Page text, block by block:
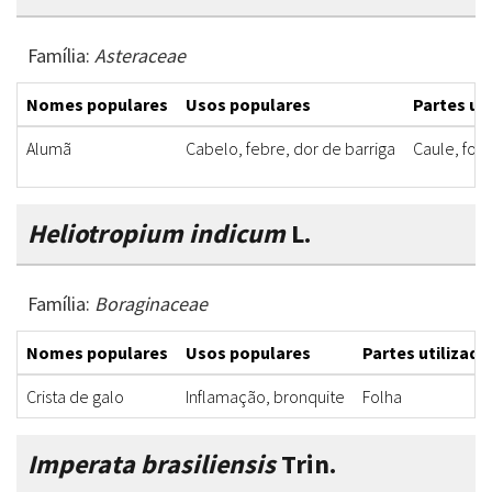
Família: Asteraceae
Nomes populares Usos populares
Partes
Alumã
Cabelo, febre, dor de barriga Caule,
Heliotropium indicumL.
Família: Boraginaceae
Nomes populares Usos populares
Partes
Crista de galo
Inflamação, bronquite Folha
Imperata brasiliensisTrin.